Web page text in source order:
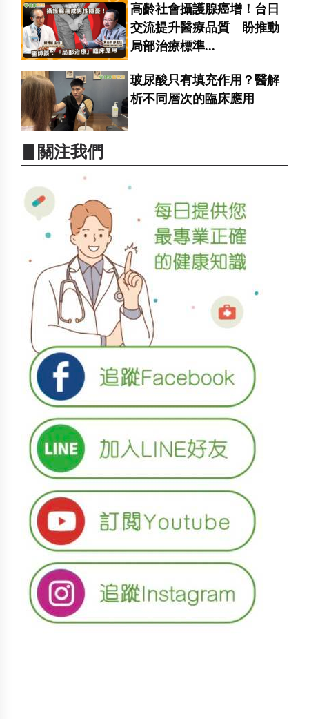
高齡社會攝護腺癌增！台日
交流提升醫療品質 盼推動
局部治療標準...
玻尿酸只有填充作用？醫解
析不同層次的臨床應用
▋關注我們